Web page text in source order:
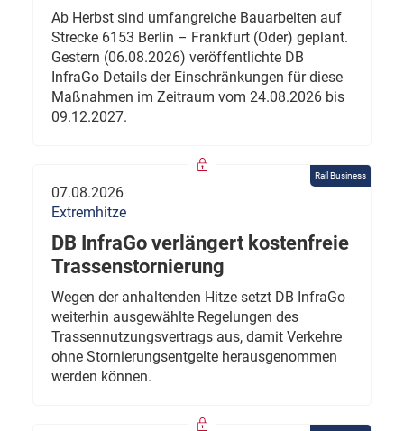
Ab Herbst sind umfangreiche Bauarbeiten auf
Strecke 6153 Berlin – Frankfurt (Oder) geplant.
Gestern (06.08.2026) veröffentlichte DB
InfraGo Details der Einschränkungen für diese
Maßnahmen im Zeitraum vom 24.08.2026 bis
09.12.2027.
Rail Business
07.08.2026
Extremhitze
DB InfraGo verlängert kostenfreie
Trassenstornierung
Wegen der anhaltenden Hitze setzt DB InfraGo
weiterhin ausgewählte Regelungen des
Trassennutzungsvertrags aus, damit Verkehre
ohne Stornierungsentgelte herausgenommen
werden können.